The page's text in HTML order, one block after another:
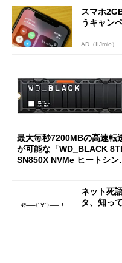
スマホ
うキャン
AD（IIJmio）
最大毎秒7200MBの高速転
が可能な「WD_BLACK
SN850X NVMe ヒートシン
ネット死
タ、知っ